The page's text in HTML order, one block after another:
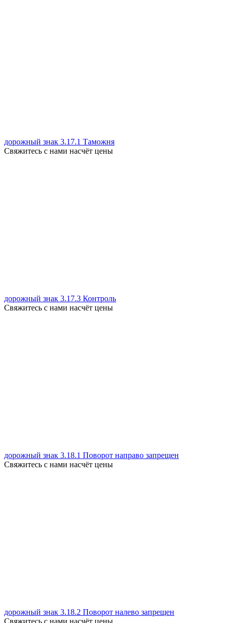
дорожный знак 3.17.1 Таможня
Свяжитесь с нами насчёт цены
дорожный знак 3.17.3 Контроль
Свяжитесь с нами насчёт цены
дорожный знак 3.18.1 Поворот направо запрещен
Свяжитесь с нами насчёт цены
дорожный знак 3.18.2 Поворот налево запрещен
Свяжитесь с нами насчёт цены